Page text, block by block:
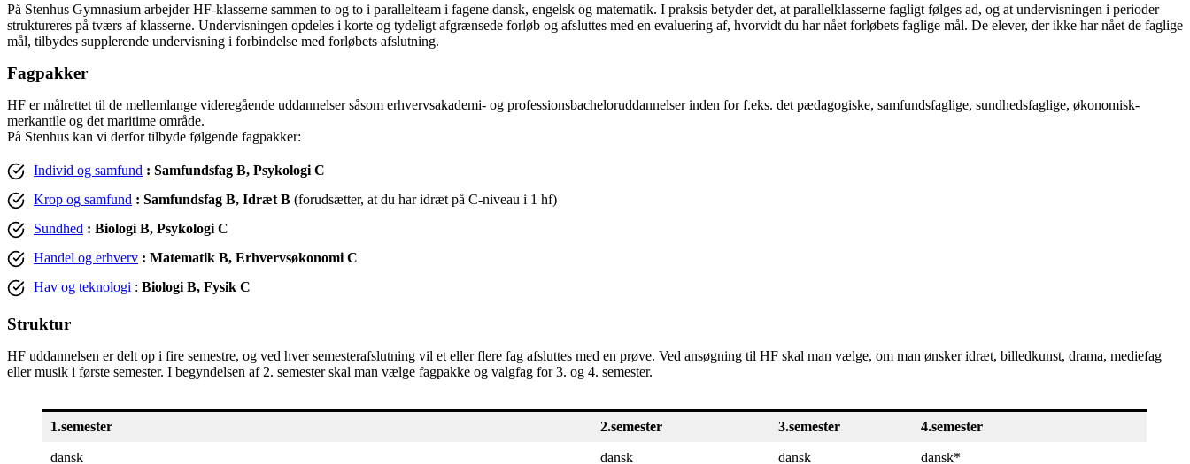
På Stenhus Gymnasium arbejder HF-klasserne sammen to og to i parallelteam i fagene dansk, engelsk og matematik. I praksis betyder det, at parallelklasserne fagligt følges ad, og at undervisningen i perioder
struktureres på tværs af klasserne. Undervisningen opdeles i korte og tydeligt afgrænsede forløb og afsluttes med en evaluering af, hvorvidt du har nået forløbets faglige mål. De elever, der ikke har nået de faglige
mål, tilbydes supplerende undervisning i forbindelse med forløbets afslutning.
Fagpakker
HF er målrettet til de mellemlange videregående uddannelser såsom erhvervsakademi- og professionsbacheloruddannelser inden for f.eks. det pædagogiske, samfundsfaglige, sundhedsfaglige, økonomisk-
merkantile og det maritime område.
På Stenhus kan vi derfor tilbyde følgende fagpakker:
Individ og samfund : Samfundsfag B, Psykologi C
Krop og samfund : Samfundsfag B, Idræt B (forudsætter, at du har idræt på C-niveau i 1 hf)
Sundhed : Biologi B, Psykologi C
Handel og erhverv : Matematik B, Erhvervsøkonomi C
Hav og teknologi : Biologi B, Fysik C
Struktur
HF uddannelsen er delt op i fire semestre, og ved hver semesterafslutning vil et eller flere fag afsluttes med en prøve. Ved ansøgning til HF skal man vælge, om man ønsker idræt, billedkunst, drama, mediefag
eller musik i første semester. I begyndelsen af 2. semester skal man vælge fagpakke og valgfag for 3. og 4. semester.
1.semester 2.semester 3.semester 4.semester
dansk dansk dansk dansk*